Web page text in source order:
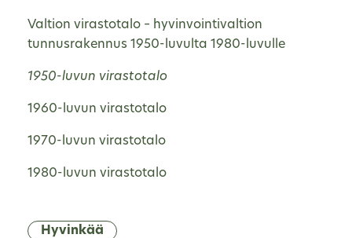
Valtion virastotalo – hyvinvointivaltion
tunnusrakennus 1950-luvulta 1980-luvulle
1950-luvun virastotalo
1960-luvun virastotalo
1970-luvun virastotalo
1980-luvun virastotalo
Hyvinkää